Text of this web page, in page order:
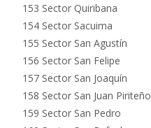
153 Sector Quiribana
154 Sector Sacuima
155 Sector San Agustín
156 Sector San Felipe
157 Sector San Joaquín
158 Sector San Juan Piriteño
159 Sector San Pedro